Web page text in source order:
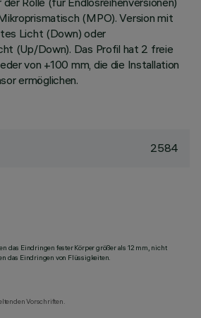
(MPO). Version mit
Licht (Down) oder
(Up/Down). Das Profil hat 2 freie
von +100 mm, die die Installation
ermöglichen.
2584
das Eindringen fester Körper größer als 12 mm, nicht
das Eindringen von Flüssigkeiten.
Vorschriften.